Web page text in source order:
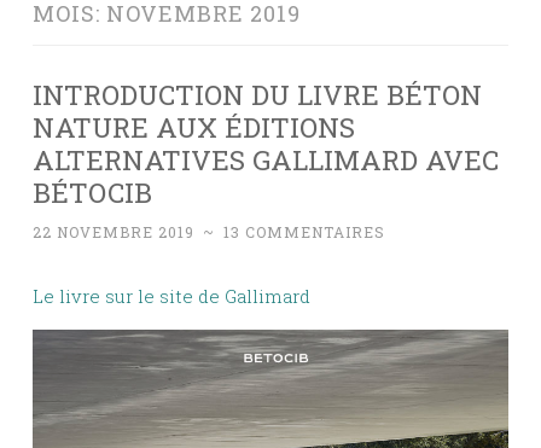
MOIS: NOVEMBRE 2019
INTRODUCTION DU LIVRE BÉTON
NATURE AUX ÉDITIONS
ALTERNATIVES GALLIMARD AVEC
BÉTOCIB
22 NOVEMBRE 2019 ~ 13 COMMENTAIRES
Le livre sur le site de Gallimard